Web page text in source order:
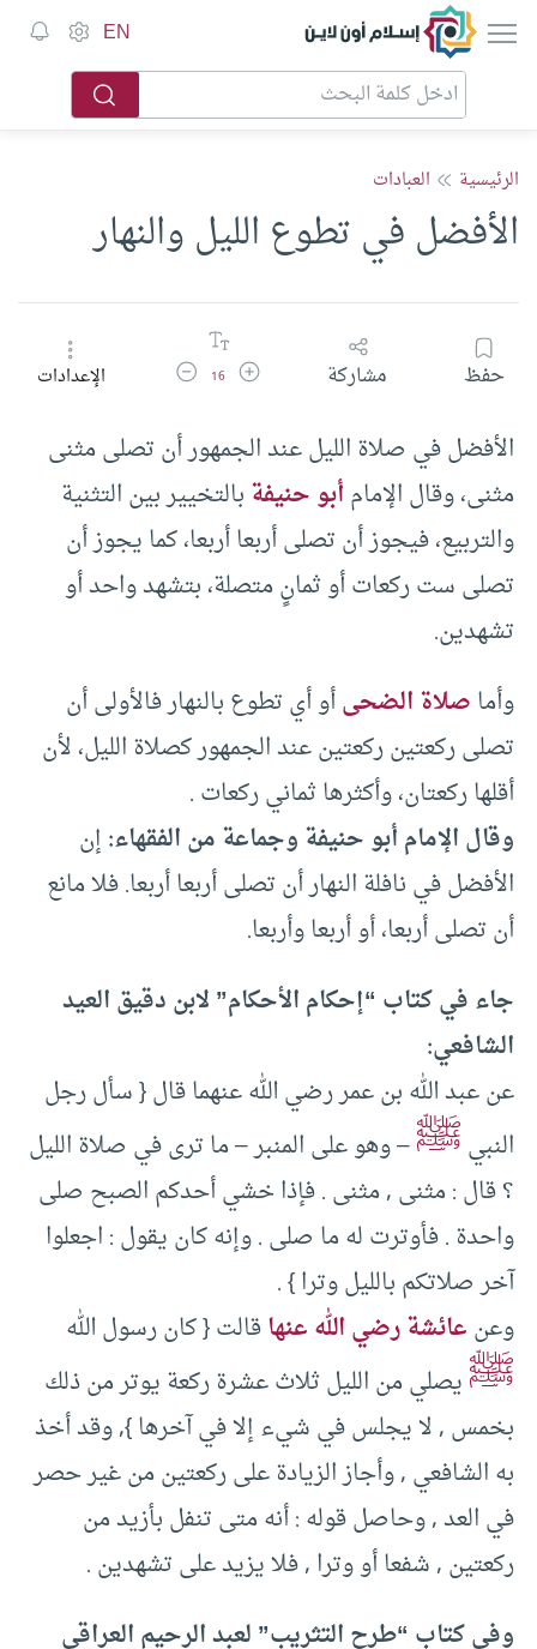
إسلام أون لاين EN
الرئيسية العبادات
الأفضل في تطوع الليل والنهار
حفظ مشاركة زيادة حجم الخط
16 تقليل حجم الخطالإعدادات
الأفضل في صلاة الليل عند الجمهور أن تصلى مثنى
مثنى، وقال الإمامأبو حنيفةبالتخيير بين التثنية
والتربيع، فيجوز أن تصلى أربعا أربعا، كما يجوز أن
تصلى ست ركعات أو ثمانٍ متصلة، بتشهد واحد أو
تشهدين.
وأماصلاة الضحىأو أي تطوع بالنهار فالأولى أن
تصلى ركعتين ركعتين عند الجمهور كصلاة الليل، لأن
أقلها ركعتان، وأكثرها ثماني ركعات .
وقال الإمام أبو حنيفة وجماعة من الفقهاء:إن
الأفضل في نافلة النهار أن تصلى أربعا أربعا. فلا مانع
أن تصلى أربعا، أو أربعا وأربعا.
جاء في كتاب “إحكام الأحكام” لابن دقيق العيد
الشافعي:
عن عبد الله بن عمر رضي الله عنهما قال { سأل رجل
النبيﷺ– وهو على المنبر – ما ترى في صلاة الليل
؟ قال : مثنى , مثنى . فإذا خشي أحدكم الصبح صلى
واحدة . فأوترت له ما صلى . وإنه كان يقول : اجعلوا
آخر صلاتكم بالليل وترا } .
وعنعائشة رضي الله عنهاقالت { كان رسول الله
ﷺيصلي من الليل ثلاث عشرة ركعة يوتر من ذلك
بخمس , لا يجلس في شيء إلا في آخرها }, وقد أخذ
به الشافعي , وأجاز الزيادة على ركعتين من غير حصر
في العد , وحاصل قوله : أنه متى تنفل بأزيد من
ركعتين , شفعا أو وترا , فلا يزيد على تشهدين .
وفي كتاب “طرح التثريب” لعبد الرحيم العراقي